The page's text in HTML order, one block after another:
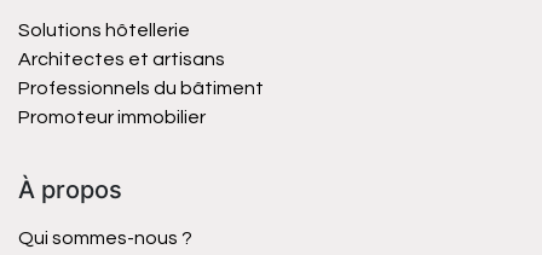
Solutions hôtellerie
Architectes et artisans
Professionnels du bâtiment
Promoteur immobilier
À propos
Qui sommes-nous ?